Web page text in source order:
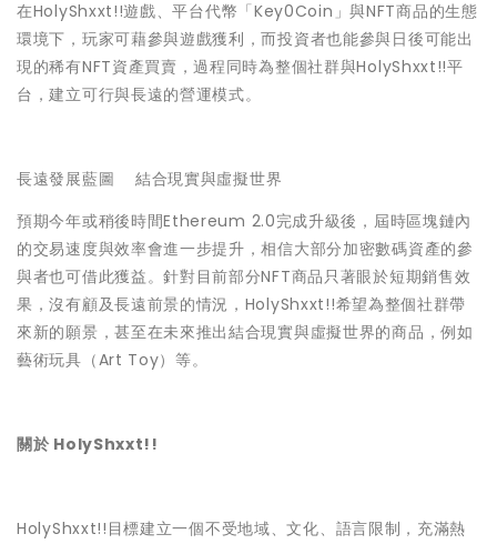
在HolyShxxt!!遊戲、平台代幣「Key0Coin」與NFT商品的生態
環境下，玩家可藉參與遊戲獲利，而投資者也能參與日後可能出
現的稀有NFT資產買賣，過程同時為整個社群與HolyShxxt!!平
台，建立可行與長遠的營運模式。
長遠發展藍圖 結合現實與虛擬世界
預期今年或稍後時間Ethereum 2.0完成升級後，屆時區塊鏈內
的交易速度與效率會進一步提升，相信大部分加密數碼資產的參
與者也可借此獲益。針對目前部分NFT商品只著眼於短期銷售效
果，沒有顧及長遠前景的情況，HolyShxxt!!希望為整個社群帶
來新的願景，甚至在未來推出結合現實與虛擬世界的商品，例如
藝術玩具（Art Toy）等。
關於 HolyShxxt!!
HolyShxxt!!目標建立一個不受地域、文化、語言限制，充滿熱